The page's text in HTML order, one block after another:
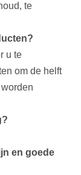
te
u te
om de helft
en goede